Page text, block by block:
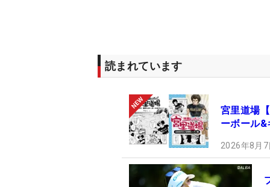
読まれています
宮里道場
ーボール&
2026年8月